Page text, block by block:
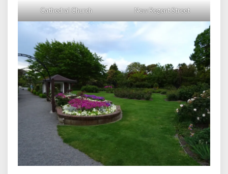
Cathedral Church New Regent Street